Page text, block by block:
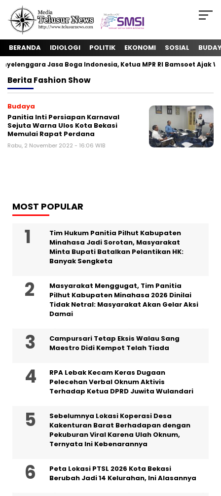
BERANDA IDIOLOGI POLITIK EKONOMI SOSIAL
Jasa Boga Indonesia, Ketua MPR RI Bamsoet Ajak
Berita Fashion Show
Budaya
Panitia Inti Persiapan Karnaval
Sejuta Warna Ulos Kota Bekasi
Memulai Rapat Perdana
Rabu, 2 November 2022 - 16:06 WIB
MOST POPULAR
Tim Hukum Panitia Pilhut Kabupaten
Minahasa Jadi Sorotan, Masyarakat
Minta Bupati Batalkan Pelantikan HK:
Banyak Sengketa
Masyarakat Menggugat, Tim Panitia
Pilhut Kabupaten Minahasa 2026 Dinilai
Tidak Netral: Masyarakat Akan Gelar Aksi
Damai
Campursari Tetap Eksis Walau Sang
Maestro Didi Kempot Telah Tiada
RPA Lebak Kecam Keras Dugaan
Pelecehan Verbal Oknum Aktivis
Terhadap Ketua DPRD Juwita Wulandari
Sebelumnya Lokasi Koperasi Desa
Kakenturan Barat Berhadapan dengan
Pekuburan Viral Karena Ulah Oknum,
Ternyata Ini Kebenarannya
Peta Lokasi PTSL 2026 Kota Bekasi
Berubah Jadi 14 Kelurahan, Ini Alasannya